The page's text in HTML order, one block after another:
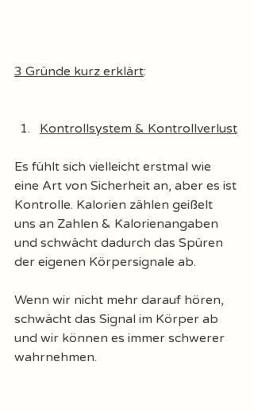
3 Gründe kurz erklärt:
Kontrollsystem & Kontrollverlust
Es fühlt sich vielleicht erstmal wie
eine Art von Sicherheit an, aber es ist
Kontrolle. Kalorien zählen geißelt
uns an Zahlen & Kalorienangaben
und schwächt dadurch das Spüren
der eigenen Körpersignale ab.
Wenn wir nicht mehr darauf hören,
schwächt das Signal im Körper ab
und wir können es immer schwerer
wahrnehmen.